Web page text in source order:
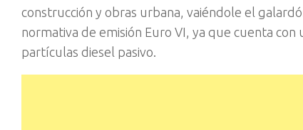
construcción y obras urbana, vaiéndole el
normativa de emisión Euro VI, ya que cuenta
partículas diesel pasivo.